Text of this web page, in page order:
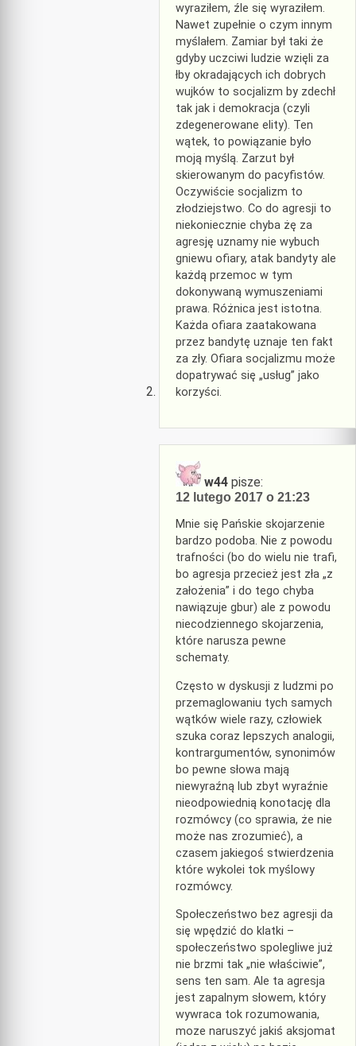
wyraziłem, źle się wyraziłem.
Nawet zupełnie o czym innym
myślałem. Zamiar był taki że
gdyby uczciwi ludzie wzięli za
łby okradających ich dobrych
wujków to socjalizm by zdechł
tak jak i demokracja (czyli
zdegenerowane elity). Ten
wątek, to powiązanie było
moją myślą. Zarzut był
skierowanym do pacyfistów.
Oczywiście socjalizm to
złodziejstwo. Co do agresji to
niekoniecznie chyba żę za
agresję uznamy nie wybuch
gniewu ofiary, atak bandyty ale
każdą przemoc w tym
dokonywaną wymuszeniami
prawa. Różnica jest istotna.
Każda ofiara zaatakowana
przez bandytę uznaje ten fakt
za zły. Ofiara socjalizmu może
dopatrywać się „usług” jako
korzyści.
w44 pisze:
12 lutego 2017 o 21:23
Mnie się Pańskie skojarzenie
bardzo podoba. Nie z powodu
trafności (bo do wielu nie trafi,
bo agresja przecież jest zła „z
założenia” i do tego chyba
nawiązuje gbur) ale z powodu
niecodziennego skojarzenia,
które narusza pewne
schematy.
Często w dyskusji z ludzmi po
przemaglowaniu tych samych
wątków wiele razy, człowiek
szuka coraz lepszych analogii,
kontrargumentów, synonimów
bo pewne słowa mają
niewyraźną lub zbyt wyraźnie
nieodpowiednią konotację dla
rozmówcy (co sprawia, że nie
może nas zrozumieć), a
czasem jakiegoś stwierdzenia
które wykolei tok myślowy
rozmówcy.
Społeczeństwo bez agresji da
się wpędzić do klatki –
społeczeństwo spolegliwe już
nie brzmi tak „nie właściwie”,
sens ten sam. Ale ta agresja
jest zapalnym słowem, który
wywraca tok rozumowania,
moze naruszyć jakiś aksjomat